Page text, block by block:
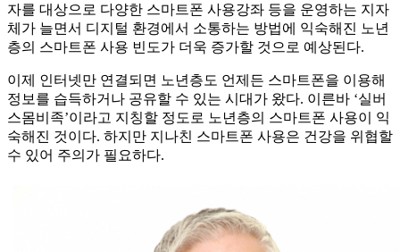
자를 대상으로 다양한 스마트폰 사용강좌 등을 운영하는 지자
체가 늘면서 디지털 환경에서 소통하는 방법에 익숙해진 노년
층의 스마트폰 사용 빈도가 더욱 증가할 것으로 예상된다.
이제 인터넷만 연결되면 노년층도 언제든 스마트폰을 이용해
정보를 습득하거나 공유할 수 있는 시대가 왔다. 이른바 ‘실버
스몸비족’이라고 지칭할 정도로 노년층의 스마트폰 사용이 익
숙해진 것이다. 하지만 지나친 스마트폰 사용은 건강을 위협할
수 있어 주의가 필요하다.